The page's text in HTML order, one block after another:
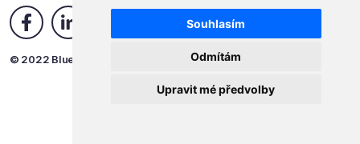
Souhlasím
Odmítám
Upravit mé předvolby
© 2022 Blue Events